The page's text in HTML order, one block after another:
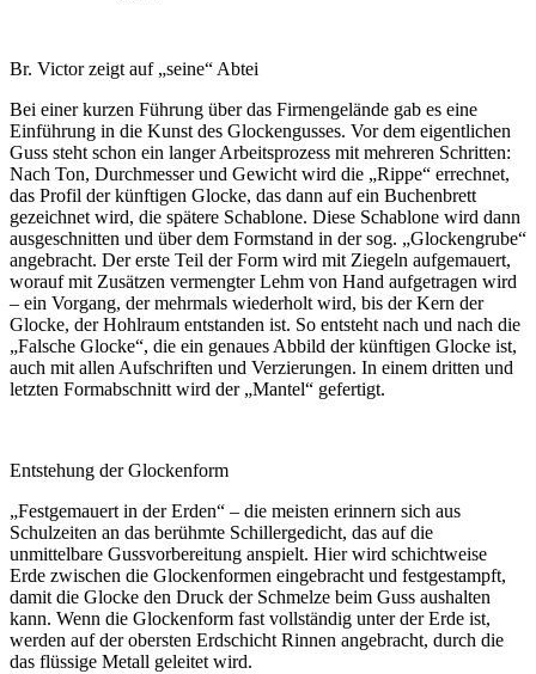
Br. Victor zeigt auf „seine“ Abtei
Bei einer kurzen Führung über das Firmengelände gab es eine
Einführung in die Kunst des Glockengusses. Vor dem eigentlichen
Guss steht schon ein langer Arbeitsprozess mit mehreren Schritten:
Nach Ton, Durchmesser und Gewicht wird die „Rippe“ errechnet,
das Profil der künftigen Glocke, das dann auf ein Buchenbrett
gezeichnet wird, die spätere Schablone. Diese Schablone wird dann
ausgeschnitten und über dem Formstand in der sog. „Glockengrube“
angebracht. Der erste Teil der Form wird mit Ziegeln aufgemauert,
worauf mit Zusätzen vermengter Lehm von Hand aufgetragen wird
– ein Vorgang, der mehrmals wiederholt wird, bis der Kern der
Glocke, der Hohlraum entstanden ist. So entsteht nach und nach die
„Falsche Glocke“, die ein genaues Abbild der künftigen Glocke ist,
auch mit allen Aufschriften und Verzierungen. In einem dritten und
letzten Formabschnitt wird der „Mantel“ gefertigt.
Entstehung der Glockenform
„Festgemauert in der Erden“ – die meisten erinnern sich aus
Schulzeiten an das berühmte Schillergedicht, das auf die
unmittelbare Gussvorbereitung anspielt. Hier wird schichtweise
Erde zwischen die Glockenformen eingebracht und festgestampft,
damit die Glocke den Druck der Schmelze beim Guss aushalten
kann. Wenn die Glockenform fast vollständig unter der Erde ist,
werden auf der obersten Erdschicht Rinnen angebracht, durch die
das flüssige Metall geleitet wird.